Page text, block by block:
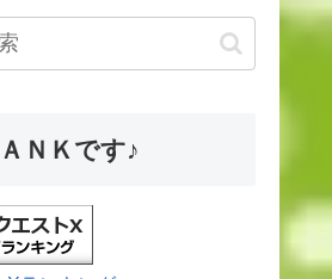
ＮＫです♪